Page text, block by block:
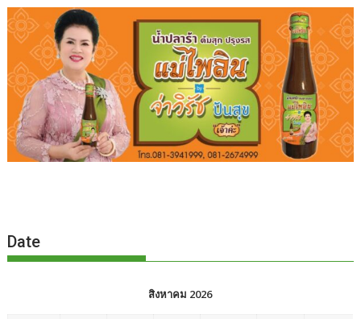
Date
สิงหาคม 2026